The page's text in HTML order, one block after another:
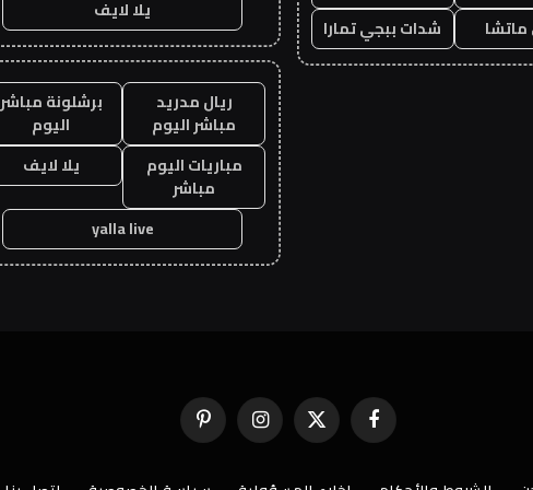
شدات ببجي تمارا
يلا لايف
ريال مدريد
مباشر اليوم
برشلونة مباشر
اليوم
مباريات اليوم
مباشر
يلا لايف
yalla live
فيسبوك X
(Twitter)
الانستغرامبينتيريست